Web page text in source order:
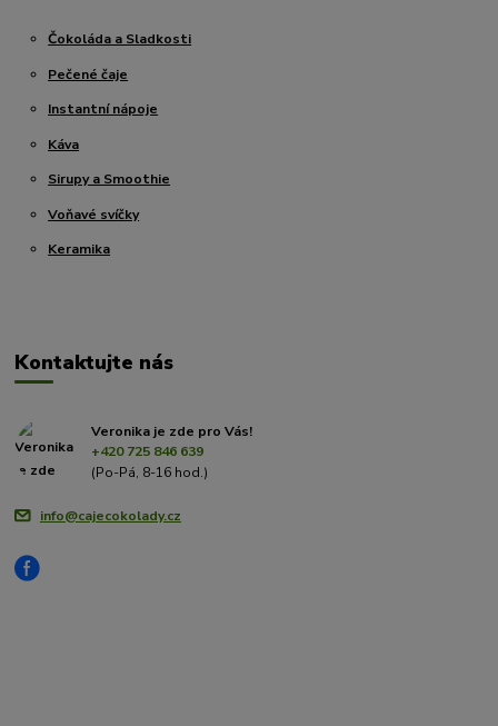
Čokoláda a Sladkosti
Pečené čaje
Instantní nápoje
Káva
Sirupy a Smoothie
Voňavé svíčky
Keramika
Kontaktujte nás
Veronika je zde pro Vás!
+420 725 846 639
(Po-Pá, 8-16 hod.)
info@cajecokolady.cz